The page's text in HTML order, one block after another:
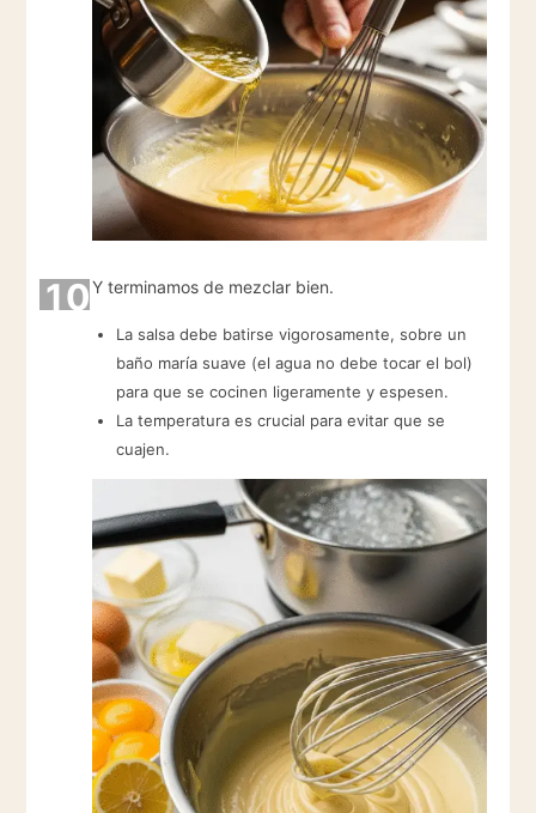
10Y terminamos de mezclar bien.
La salsa debe batirse vigorosamente, sobre un
baño maría suave (el agua no debe tocar el bol)
para que se cocinen ligeramente y espesen.
La temperatura es crucial para evitar que se
cuajen.